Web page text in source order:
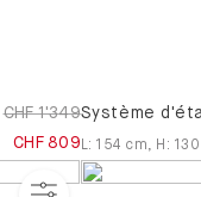
CHF 1'349
CHF 809
Système
L: 154 cm, H : 130